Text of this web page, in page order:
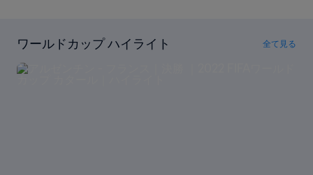
ワールドカップ ハイライト 全て見る